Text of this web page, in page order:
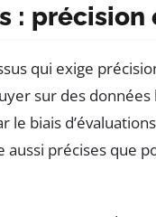
:
qui exige
sur des
le biais
précises que